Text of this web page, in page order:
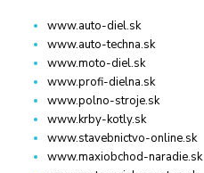
www.auto-diel.sk
www.auto-techna.sk
www.moto-diel.sk
www.profi-dielna.sk
www.polno-stroje.sk
www.krby-kotly.sk
www.stavebnictvo-online.sk
www.maxiobchod-naradie.sk